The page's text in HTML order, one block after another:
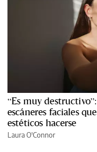
“Es muy
escáneres faciales
estéticos hacerse
Laura O'Connor